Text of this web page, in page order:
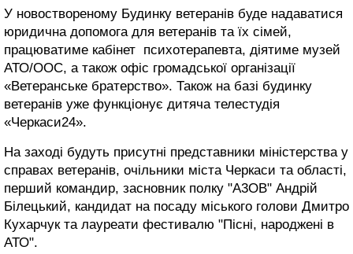
У новоствореному Будинку ветеранів буде надаватися
юридична допомога для ветеранів та їх сімей,
працюватиме кабінет психотерапевта, діятиме музей
АТО/ООС, а також офіс громадської організації
«Ветеранське братерство». Також на базі будинку
ветеранів уже функціонує дитяча телестудія
«Черкаси24».
На заході будуть присутні представники міністерства у
справах ветеранів, очільники міста Черкаси та області,
перший командир, засновник полку "А3ОВ" Андрій
Білецький, кандидат на посаду міського голови Дмитро
Кухарчук та лауреати фестивалю "Пісні, народжені в
АТО".